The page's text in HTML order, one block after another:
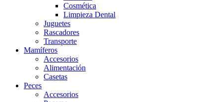
Cosmética
Limpieza Dental
Juguetes
Rascadores
Transporte
Mamíferos
Accesorios
Alimentación
Casetas
Peces
Accesorios